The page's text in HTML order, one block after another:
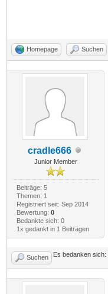
Homepage Suchen
cradle666
Junior Member
Beiträge: 5
Themen: 1
Registriert seit: Sep 2014
Bewertung: 0
Bedankte sich: 0
1x gedankt in 1 Beiträgen
Suchen Es bedanken sich: